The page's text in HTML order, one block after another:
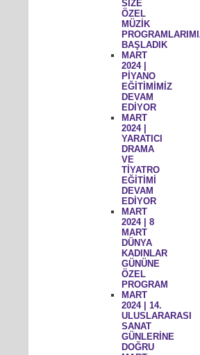
SİZE
ÖZEL
MÜZİK
BAŞLADIK
MART
2024 |
PİYANO
EĞİTİMİMİZ
DEVAM
EDİYOR
MART
2024 |
YARATICI
DRAMA
VE
TİYATRO
EĞİTİMİ
DEVAM
EDİYOR
MART
2024 | 8
MART
DÜNYA
KADINLAR
GÜNÜNE
ÖZEL
PROGRAM
MART
2024 | 14.
ULUSLARARASI
SANAT
GÜNLERİNE
DOĞRU